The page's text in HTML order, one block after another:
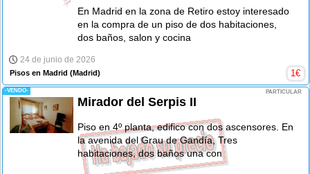
En Madrid en la zona de Retiro estoy interesado
en la compra de un piso de dos habitaciones,
dos baños, salon y cocina
24 de junio de 2026
Pisos en Madrid (Madrid) 1€
-VENDO- PARTICULAR
Mirador del Serpis II
Piso en 4º planta, edifico con dos ascensores. En
la avenida del Grau de Gandía, Tres
habitaciones, dos baños una con